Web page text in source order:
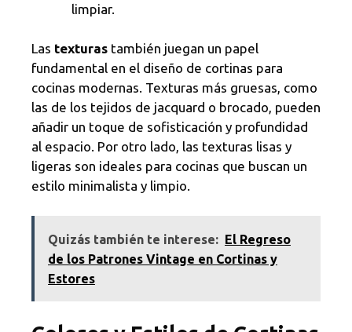
limpiar.
Las texturas también juegan un papel
fundamental en el diseño de cortinas para
cocinas modernas. Texturas más gruesas, como
las de los tejidos de jacquard o brocado, pueden
añadir un toque de sofisticación y profundidad
al espacio. Por otro lado, las texturas lisas y
ligeras son ideales para cocinas que buscan un
estilo minimalista y limpio.
Quizás también te interese: El Regreso
de los Patrones Vintage en Cortinas y
Estores